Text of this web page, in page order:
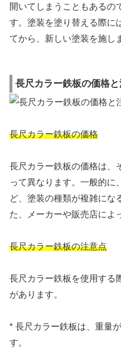
開いてしまうこともあるの
す。塗装を塗り替える際に
てから、新しい塗装を施し
長尺カラー鉄板の価格と
長尺カラー鉄板の価格
長尺カラー鉄板の価格は、
って異なります。一般的に
ど、塗装の種類が複雑にな
た、メーカーや販売店によ
長尺カラー鉄板の注意点
長尺カラー鉄板を使用する
があります。
* 長尺カラー鉄板は、重量
す。